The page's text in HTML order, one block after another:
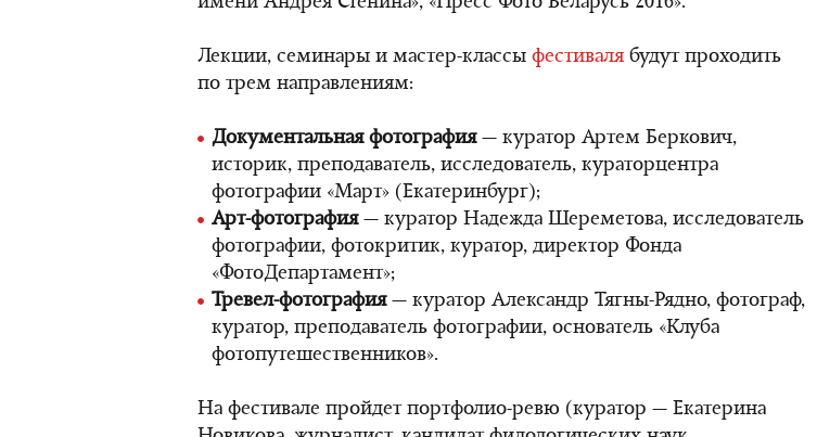
Лекции, семинары и мастер-классы фестиваля будут проходить
по трем направлениям:
Документальная фотография— куратор Артем Беркович,
историк, преподаватель, исследователь, кураторцентра
фотографии «Март» (Екатеринбург);
Арт-фотография— куратор Надежда Шереметова, исследователь
фотографии, фотокритик, куратор, директор Фонда
«ФотоДепартамент»;
Тревел-фотография— куратор Александр Тягны-Рядно, фотограф,
куратор, преподаватель фотографии, основатель «Клуба
фотопутешественников».
На фестивале пройдет портфолио-ревю (куратор — Екатерина